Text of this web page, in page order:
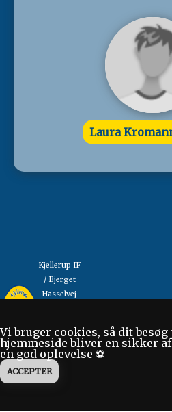
Laura
Kjellerup IF
/ Bjerget
Hasselvej
Kjellerup
Tlf: 86 88
17 70
så
Vi bruger cookies, så dit besøg
hjemmeside bliver en sikker
en god oplevelse ⚽